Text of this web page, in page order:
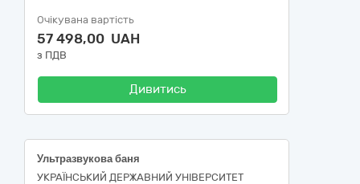
Очікувана вартість
57 498,00 UAH
з ПДВ
Дивитись
Ультразвукова баня
УКРАЇНСЬКИЙ ДЕРЖАВНИЙ УНІВЕРСИТЕТ